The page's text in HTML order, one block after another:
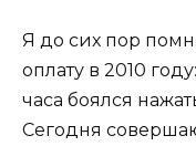
Я до сих пор
оплату в 2010
часа боялся
Сегодня